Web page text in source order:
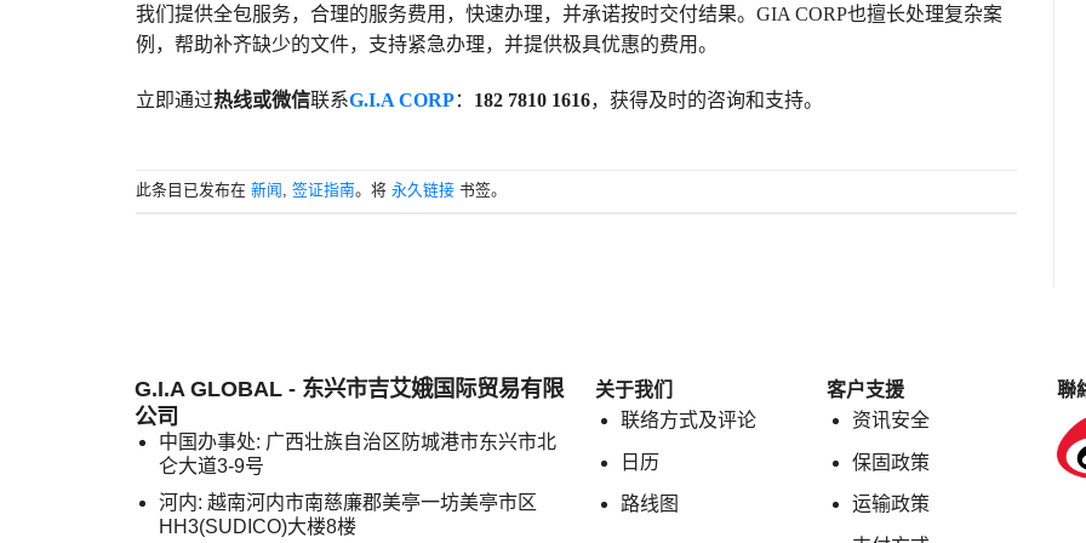
我们提供全包服务，合理的服务费用，快速办理，并承诺按时交付结果。GIA CORP也擅长处理复杂案
例，帮助补齐缺少的文件，支持紧急办理，并提供极具优惠的费用。
立即通过热线或微信联系G.I.A CORP： 182 7810 1616，获得及时的咨询和支持。
此条目已发布在 新闻 , 签证指南。将 永久链接 书签。
G.I.A GLOBAL - 东兴市吉艾娥国际贸易有限
公司
中国办事处: 广西壮族自治区防城港市东兴市北
仑大道3-9号
河内: 越南河内市南慈廉郡美亭一坊美亭市区
HH3(SUDICO)大楼8楼
关于我们
联络方式及评论
日历
路线图
客户支援
资讯安全
保固政策
运输政策
聯